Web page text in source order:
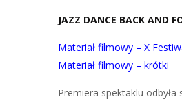
JAZZ DANCE BACK AND
Materiał filmowy – X
Materiał filmowy – krótki
Premiera spektaklu odbyła